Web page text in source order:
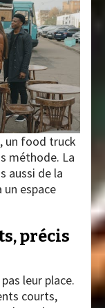
un food truck
méthode. La
aussi de la
espace
précis
leur place.
courts,